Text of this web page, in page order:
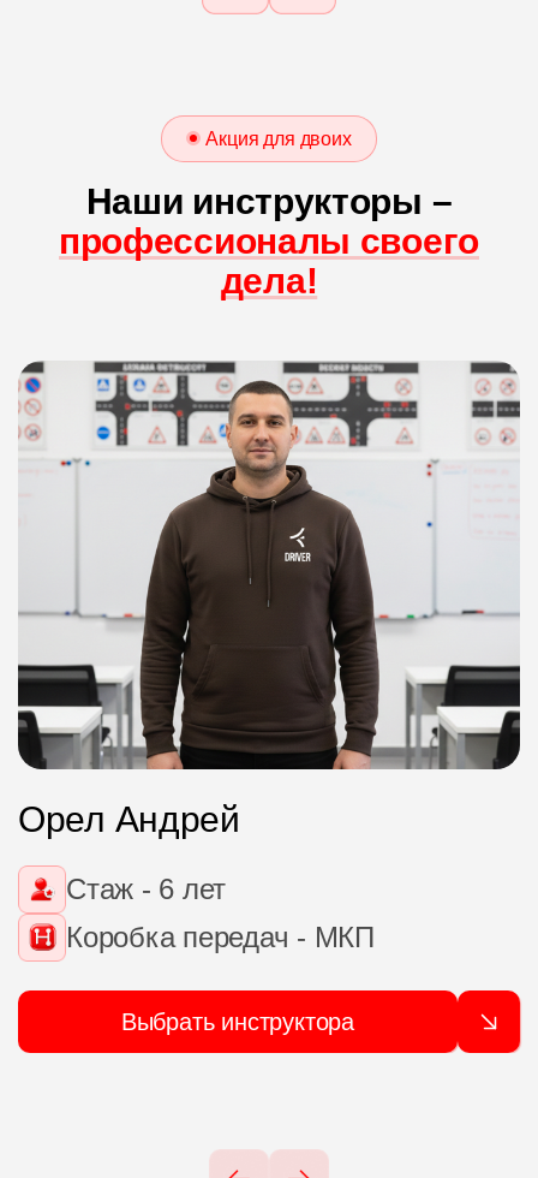
Акция для двоих
Наши инструкторы –
профессионалы своего
дела!
Орел Андрей
Стаж - 6 лет
Коробка передач - МКП
Выбрать инструктора